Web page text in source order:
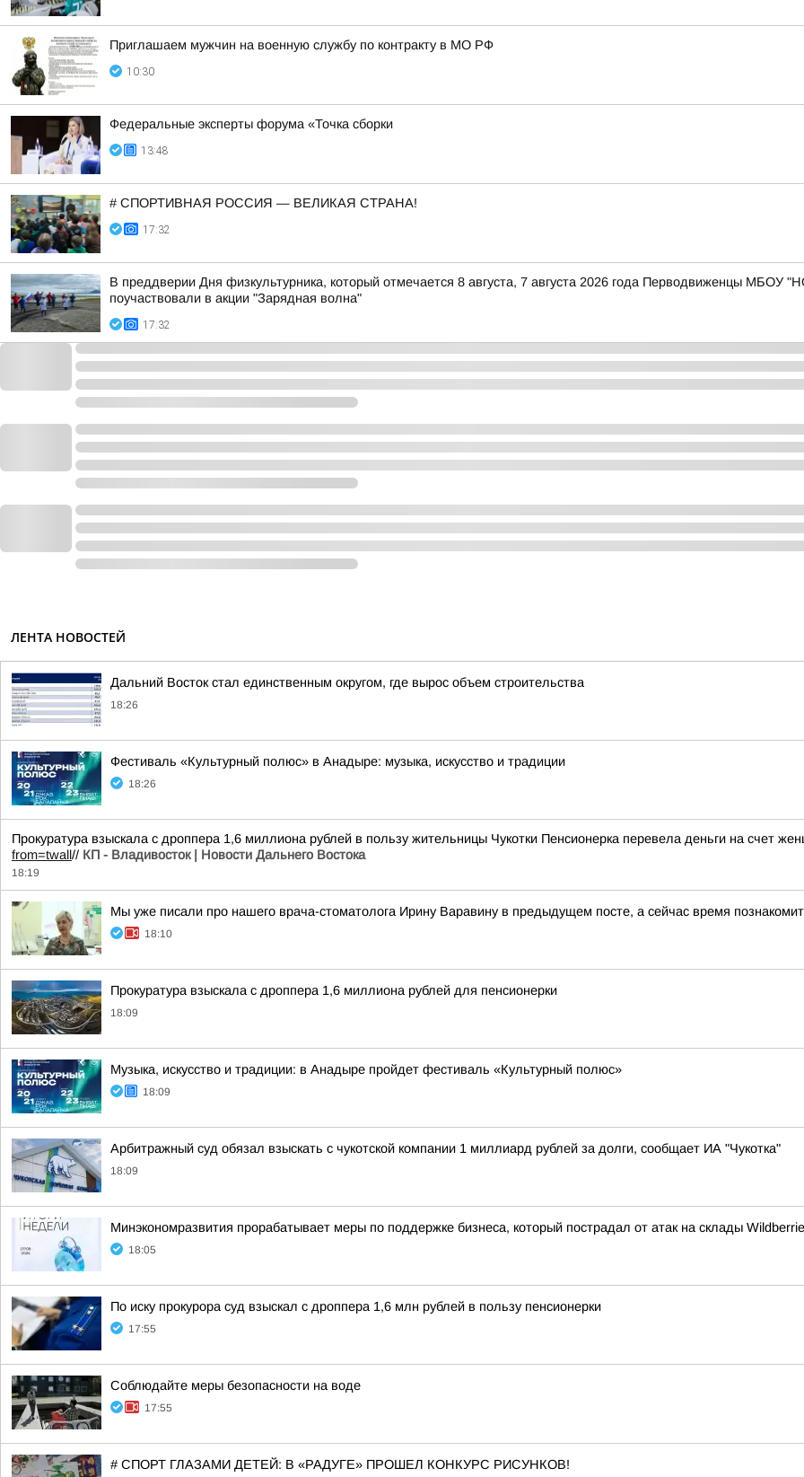
Приглашаем мужчин на военную службу по контракту в МО РФ
10:30
Федеральные эксперты форума «Точка сборки
13:48
# СПОРТИВНАЯ РОССИЯ — ВЕЛИКАЯ СТРАНА!
17:32
В преддверии Дня физкультурника, который отмечается 8 августа, 7 августа 2026 года Перводвиженцы МБОУ
поучаствовали в акции "Зарядная волна"
17:32
ЛЕНТА НОВОСТЕЙ
Дальний Восток стал единственным округом, где вырос объем строительства
18:26
Фестиваль «Культурный полюс» в Анадыре: музыка, искусство и традиции
18:26
Прокуратура взыскала с дроппера 1,6 миллиона рублей в пользу жительницы Чукотки Пенсионерка перевела деньги на счет
from=twall// КП - Владивосток | Новости Дальнего Востока
18:19
Мы уже писали про нашего врача-стоматолога Ирину Варавину в предыдущем посте, а сейчас время
18:10
Прокуратура взыскала с дроппера 1,6 миллиона рублей для пенсионерки
18:09
Музыка, искусство и традиции: в Анадыре пройдет фестиваль «Культурный полюс»
18:09
Арбитражный суд обязал взыскать с чукотской компании 1 миллиард рублей за долги, сообщает ИА "Чукотка"
18:09
Минэкономразвития прорабатывает меры по поддержке бизнеса, который пострадал от атак на склады
18:05
По иску прокурора суд взыскал с дроппера 1,6 млн рублей в пользу пенсионерки
17:55
Соблюдайте меры безопасности на воде
17:55
# СПОРТ ГЛАЗАМИ ДЕТЕЙ: В «РАДУГЕ» ПРОШЕЛ КОНКУРС РИСУНКОВ!